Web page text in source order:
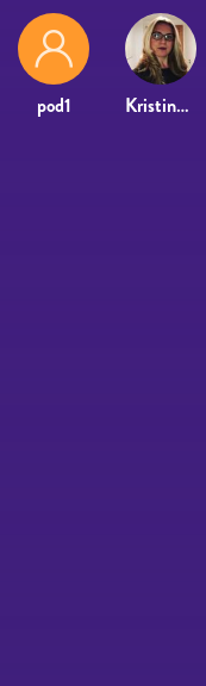
pod1 Kristina Ciziunaite